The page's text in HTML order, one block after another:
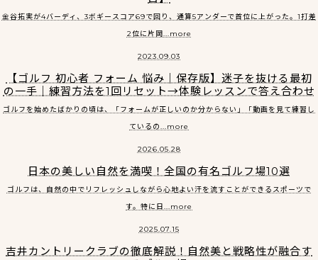
金谷拓実が4バーディ、3ボギースコア69で回り、通算5アンダーで首位に上がった。1打差
2位に片岡...more
2023.09.03
【ゴルフ 初心者 フォーム 悩み｜保存版】迷子を抜ける最初
の一手｜練習方法を1回リセット→体験レッスンで答え合わせ
ゴルフを始めたばかりの頃は、「フォームが正しいのか分からない」「動画を見て練習し
ているの...more
2026.05.28
日本の美しい自然を満喫！全国の有名ゴルフ場10選
ゴルフは、自然の中でリフレッシュしながら心地よい汗を流すことができるスポーツで
す。特に日...more
2025.07.15
吉井カントリークラブの徹底解説！自然美と戦略性が融合す